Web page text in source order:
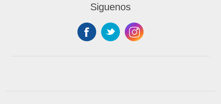
Siguenos